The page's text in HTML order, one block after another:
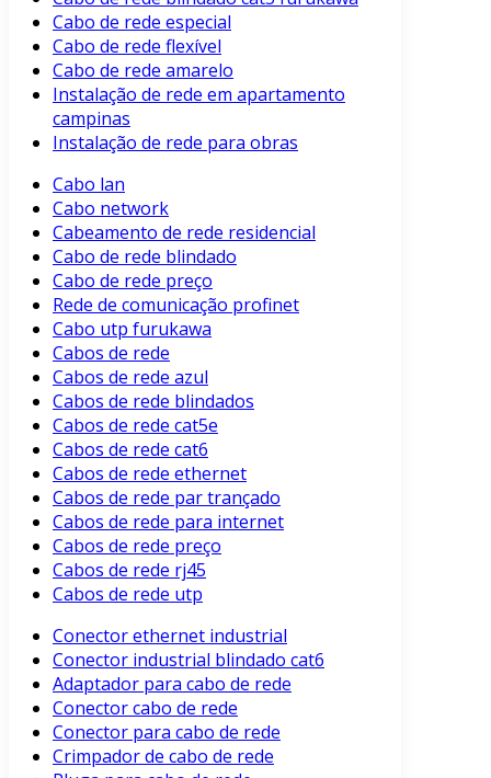
Cabo de rede especial
Cabo de rede flexível
Cabo de rede amarelo
Instalação de rede em apartamento
campinas
Instalação de rede para obras
Cabo lan
Cabo network
Cabeamento de rede residencial
Cabo de rede blindado
Cabo de rede preço
Rede de comunicação profinet
Cabo utp furukawa
Cabos de rede
Cabos de rede azul
Cabos de rede blindados
Cabos de rede cat5e
Cabos de rede cat6
Cabos de rede ethernet
Cabos de rede par trançado
Cabos de rede para internet
Cabos de rede preço
Cabos de rede rj45
Cabos de rede utp
Conector ethernet industrial
Conector industrial blindado cat6
Adaptador para cabo de rede
Conector cabo de rede
Conector para cabo de rede
Crimpador de cabo de rede